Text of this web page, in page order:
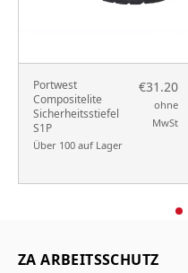
Portwest
Compositelite
Sicherheitsstiefel
S1P
Über 100 auf Lager
€31.20
ohne
MwSt
ZA ARBEITSSCHUTZ